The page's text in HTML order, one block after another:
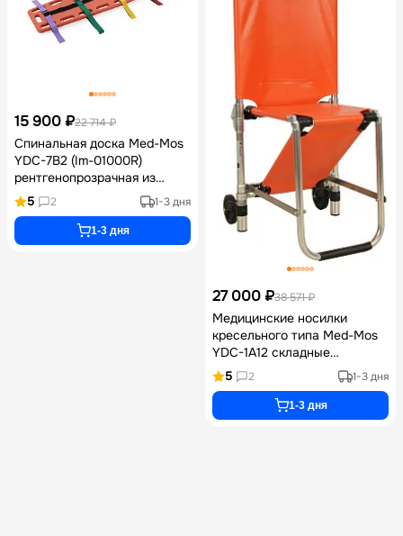
15 900 ₽22 714 ₽
Спинальная доска Med-Mos
YDC-7В2 (Im-01000R)
рентгенопрозрачная из
полиэфирного волокна в
комплекте с головным
иммобилизатором и
системой ремней паук для
5 2 1-3 дня
1-3 дня
27 000 ₽38 571 ₽
Медицинские носилки
кресельного типа Med-Mos
YDC-1A12 складные
алюминиевые с колесами и
ремнями для
транспортировки пациентов
сидя и лежа нагрузкой до
5 2 1-3 дня
1-3 дня